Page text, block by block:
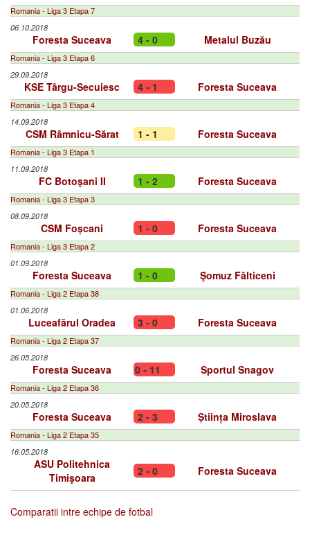
Romania - Liga 3 Etapa 7
06.10.2018
Foresta Suceava 4 - 0 Metalul Buzău
Romania - Liga 3 Etapa 6
29.09.2018
KSE Târgu-Secuiesc 4 - 1 Foresta Suceava
Romania - Liga 3 Etapa 4
14.09.2018
CSM Râmnicu-Sărat 1 - 1 Foresta Suceava
Romania - Liga 3 Etapa 1
11.09.2018
FC Botoşani II 1 - 2 Foresta Suceava
Romania - Liga 3 Etapa 3
08.09.2018
CSM Foșcani 1 - 0 Foresta Suceava
Romania - Liga 3 Etapa 2
01.09.2018
Foresta Suceava 1 - 0 Şomuz Fălticeni
Romania - Liga 2 Etapa 38
01.06.2018
Luceafărul Oradea 3 - 0 Foresta Suceava
Romania - Liga 2 Etapa 37
26.05.2018
Foresta Suceava 0 - 11 Sportul Snagov
Romania - Liga 2 Etapa 36
20.05.2018
Foresta Suceava 2 - 3 Știința Miroslava
Romania - Liga 2 Etapa 35
16.05.2018
ASU Politehnica
Timişoara
2 - 0 Foresta Suceava
Comparatii intre echipe de fotbal